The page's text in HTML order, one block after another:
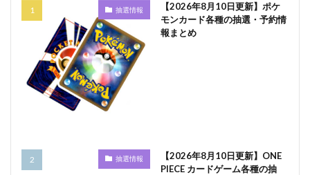
抽選情報
【2026年8月10日更新】ポケ
モンカード各種の抽選・予約情
報まとめ
抽選情報
【2026年8月10日更新】ONE
PIECE カードゲーム各種の抽